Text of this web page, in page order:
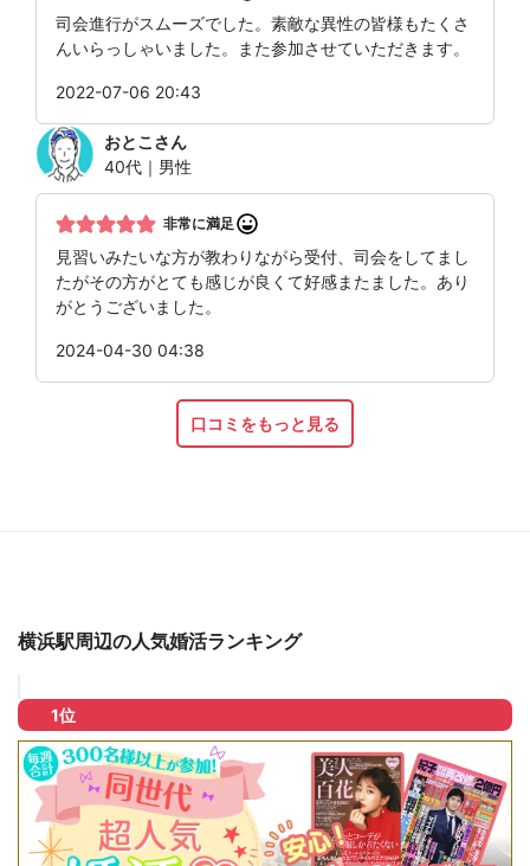
司会進行がスムーズでした。素敵な異性の皆様もたくさ
んいらっしゃいました。また参加させていただきます。
2022-07-06 20:43
おとこ さん
40代｜男性
非常に満足
見習いみたいな方が教わりながら受付、司会をしてまし
たがその方がとても感じが良くて好感またました。あり
がとうございました。
2024-04-30 04:38
口コミをもっと見る
横浜駅周辺の人気婚活ランキング
1位